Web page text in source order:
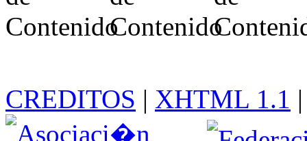
CREDITOS | XHTML 1.1